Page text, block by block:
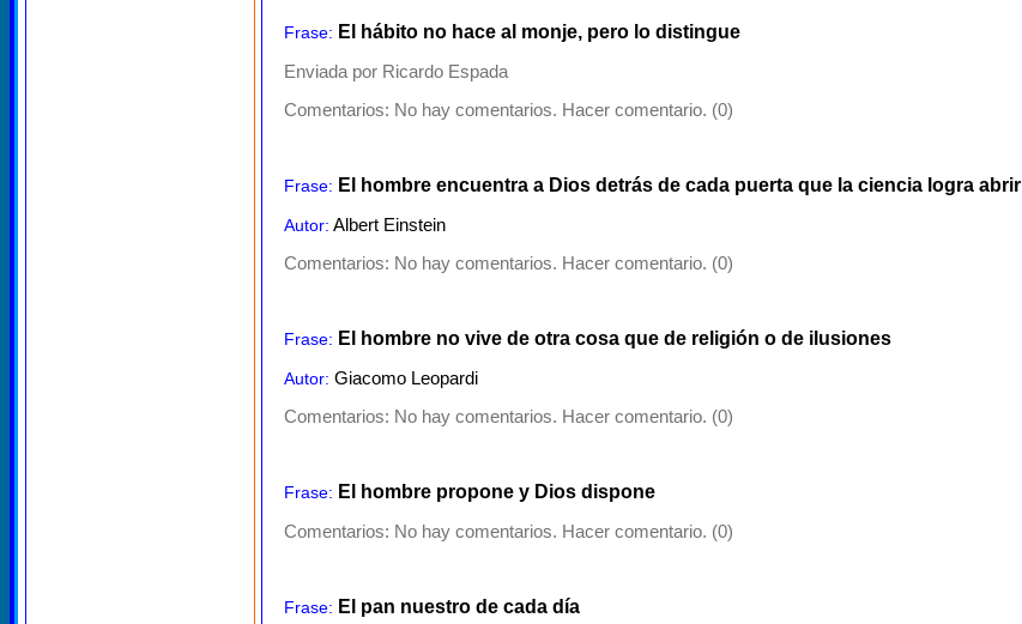
Frase: El hábito no hace al monje, pero lo distingue
Enviada por Ricardo Espada
Comentarios: No hay comentarios. Hacer comentario. (0)
Frase: El hombre encuentra a Dios detrás de cada puerta que la ciencia logra abrir
Autor: Albert Einstein
Comentarios: No hay comentarios. Hacer comentario. (0)
Frase: El hombre no vive de otra cosa que de religión o de ilusiones
Autor: Giacomo Leopardi
Comentarios: No hay comentarios. Hacer comentario. (0)
Frase: El hombre propone y Dios dispone
Comentarios: No hay comentarios. Hacer comentario. (0)
Frase: El pan nuestro de cada día